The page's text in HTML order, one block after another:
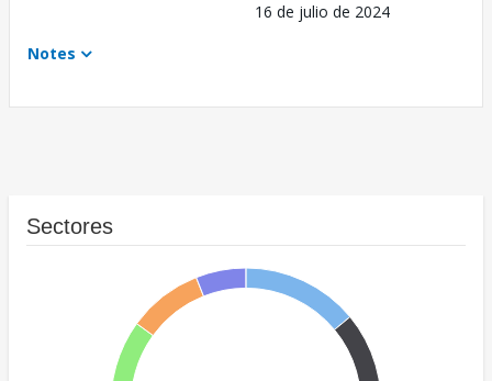
16 de julio de 2024
Notes
Sectores